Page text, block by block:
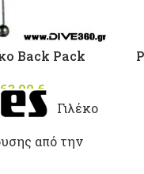
Back Pack
Original price
was: 69,95 €.
63,00€
τρέχουσα
63,00 €.
Γιλέκο
από την